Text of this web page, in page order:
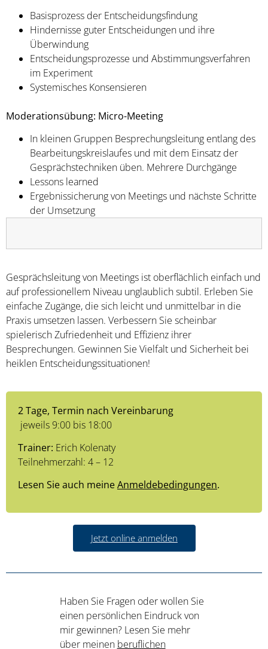
Basisprozess der Entscheidungsfindung
Hindernisse guter Entscheidungen und ihre
Überwindung
Entscheidungsprozesse und Abstimmungsverfahren
im Experiment
Systemisches Konsensieren
Moderationsübung: Micro-Meeting
In kleinen Gruppen Besprechungsleitung entlang des
Bearbeitungskreislaufes und mit dem Einsatz der
Gesprächstechniken üben. Mehrere Durchgänge
Lessons learned
Ergebnissicherung von Meetings und nächste Schritte
der Umsetzung
Gesprächsleitung von Meetings ist oberflächlich einfach und
auf professionellem Niveau unglaublich subtil. Erleben Sie
einfache Zugänge, die sich leicht und unmittelbar in die
Praxis umsetzen lassen. Verbessern Sie scheinbar
spielerisch Zufriedenheit und Effizienz ihrer
Besprechungen. Gewinnen Sie Vielfalt und Sicherheit bei
heiklen Entscheidungssituationen!
2 Tage, Termin nach Vereinbarung
jeweils 9:00 bis 18:00
Trainer: Erich Kolenaty
Teilnehmerzahl: 4 – 12
Lesen Sie auch meineAnmeldebedingungen.
Jetzt online anmelden
Haben Sie Fragen oder wollen Sie
einen persönlichen Eindruck von
mir gewinnen? Lesen Sie mehr
über meinen beruflichen